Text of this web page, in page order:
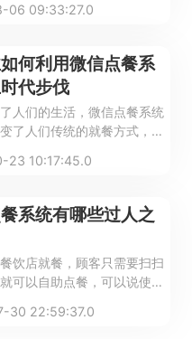
06 09:33:27.0
何利用微信点餐系
代步伐
人们的生活，微信点餐系统
了人们传统的就餐方式，希
动起来！这样才不会被市场
23 10:17:45.0
系统有哪些过人之
饮店就餐，顾客只需要扫扫
可以自助点餐，可以说使餐
30 22:59:37.0